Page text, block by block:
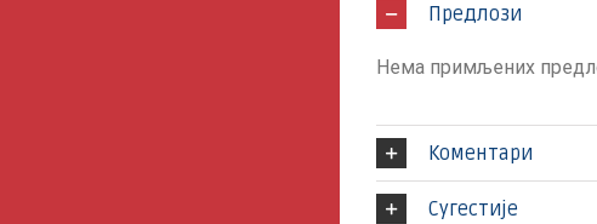
Предлози
Нема примљених
Коментари
Сугестије